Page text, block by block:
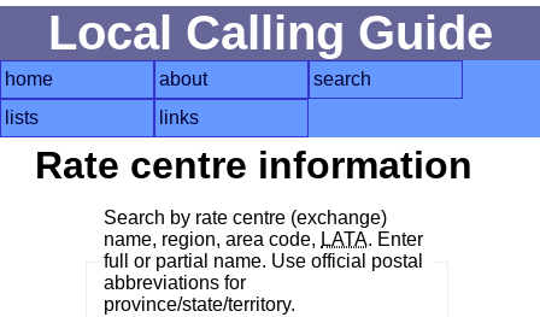
Local Calling Guide
home about
search
lists
links
Rate centre information
Search by rate centre (exchange)
name, region, area code, LATA. Enter
full or partial name. Use official postal
abbreviations for
province/state/territory.